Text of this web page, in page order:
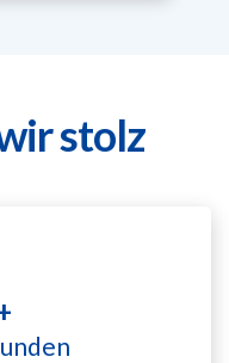
stolz